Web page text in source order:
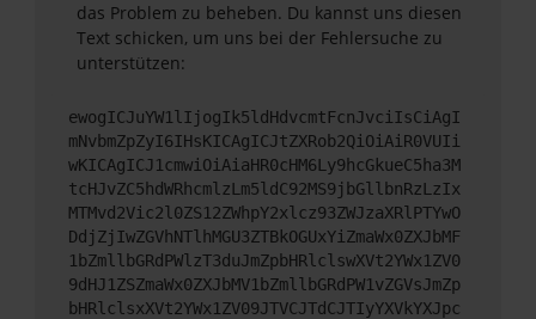
das Problem zu beheben. Du kannst uns diesen
Text schicken, um uns bei der Fehlersuche zu
unterstützen:
ewogICJuYW1lIjogIk5ldHdvcmtFcnJvciIsCiAgI
mNvbmZpZyI6IHsKICAgICJtZXRob2QiOiAiR0VUIi
wKICAgICJ1cmwiOiAiaHR0cHM6Ly9hcGkueC5ha3M
tcHJvZC5hdWRhcmlzLm5ldC92MS9jbGllbnRzLzIx
MTMvd2Vic2l0ZS12ZWhpY2xlcz93ZWJzaXRlPTYwO
DdjZjIwZGVhNTlhMGU3ZTBkOGUxYiZmaWx0ZXJbMF
1bZmllbGRdPWlzT3duJmZpbHRlclswXVt2YWx1ZV0
9dHJ1ZSZmaWx0ZXJbMV1bZmllbGRdPW1vZGVsJmZp
bHRlclsxXVt2YWx1ZV09JTVCJTdCJTIyYXVkYXJpc